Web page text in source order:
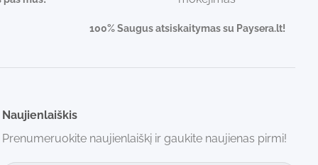
100% Saugus atsiskaitymas su Paysera.lt!
Naujienlaiškis
Prenumeruokite naujienlaiškį ir gaukite naujienas pirmi!